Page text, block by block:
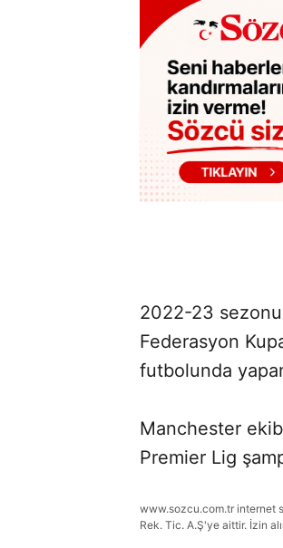
2022-23
Federasyon
futbolunda
Manchester
Premier Lig
www.sozcu.com.tr internet
Rek. Tic. A.Ş'ye aittir. İzin